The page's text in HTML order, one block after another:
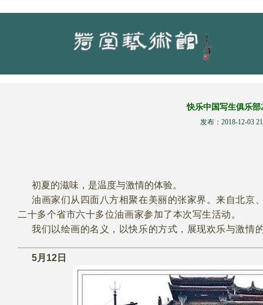
快乐中国写生俱乐部
发布：2018-12-03
初夏的滋味，是温度与激情的体验。
油画家们从四面八方相聚在美丽的张家界。来自北京
二十多个省市六十多位油画家参加了本次写生活动。
我们以绘画的名义，以快乐的方式，展现欢乐与激情
5月12日